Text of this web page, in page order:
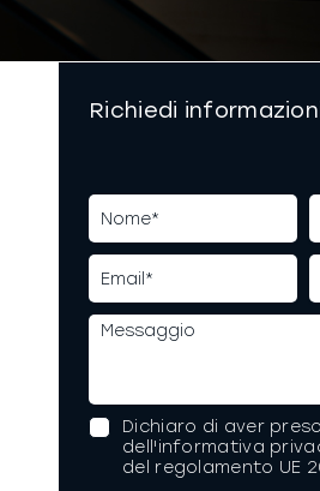
Richiedi
Dichiaro di aver
dell'informativa
del regolamento UE